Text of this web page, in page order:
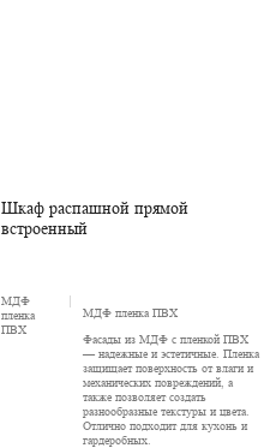
Шкаф распашной прямой
встроенный
МДФ
пленка
ПВХ
МДФ пленка ПВХ
Фасады из МДФ с пленкой ПВХ
— надежные и эстетичные. Пленка
защищает поверхность от влаги и
механических повреждений, а
также позволяет создать
разнообразные текстуры и цвета.
Отлично подходит для кухонь и
гардеробных.